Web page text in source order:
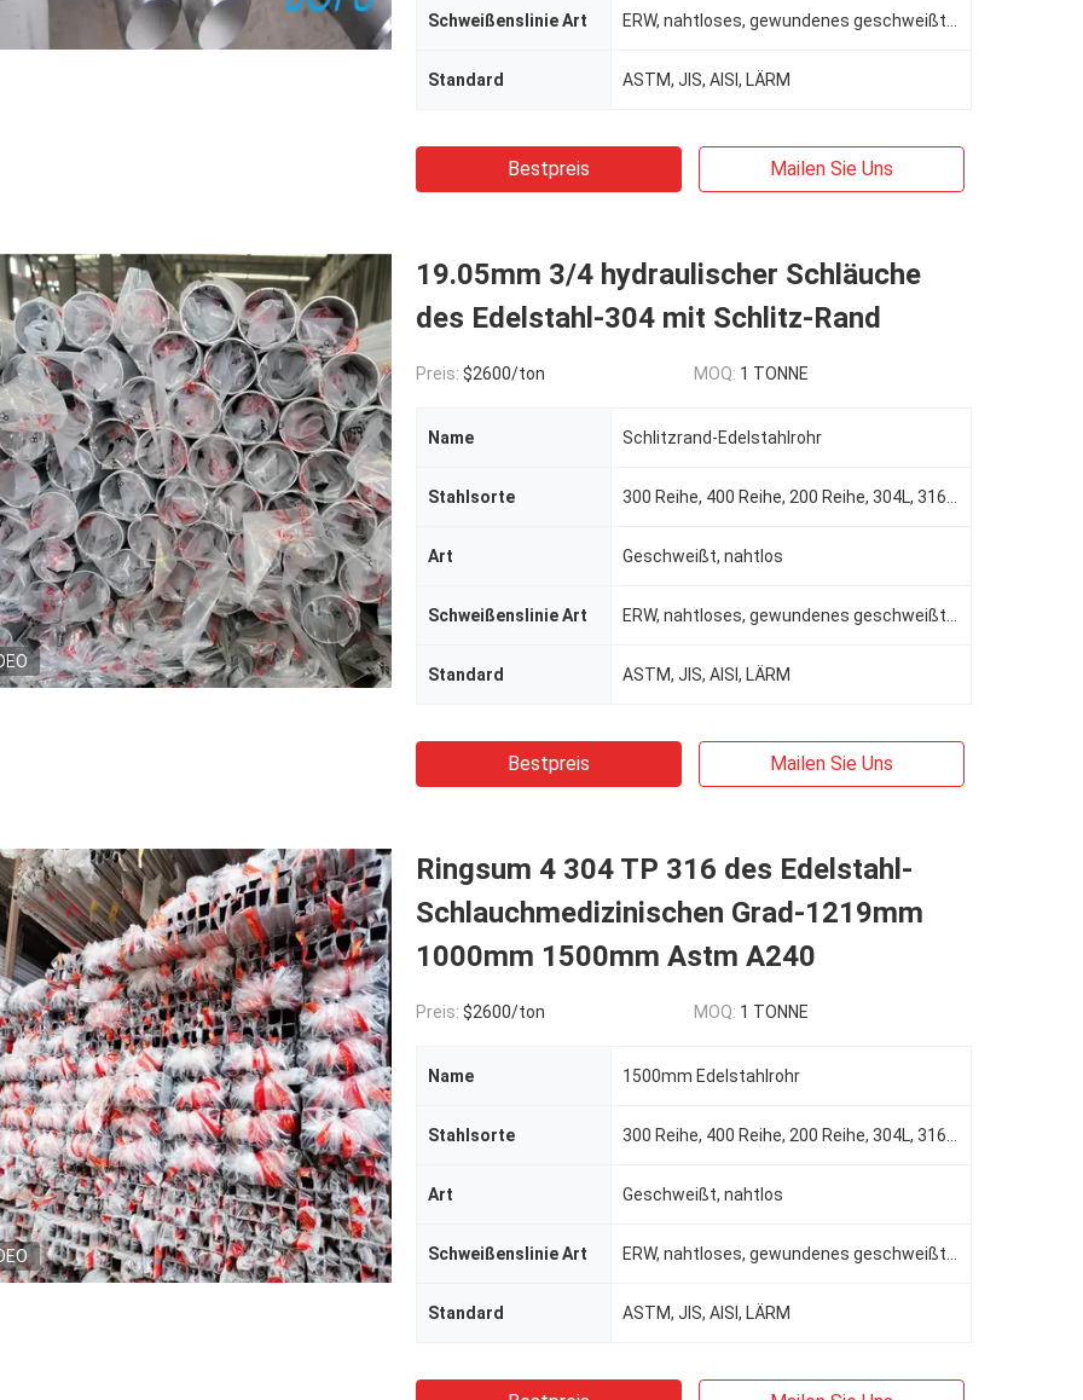
Schweißenslinie Art
Standard ASTM, JIS, AISI, LÄRM
Bestpreis Mailen Sie Uns
19.05mm 3/4 hydraulischer Schläuche
des Edelstahl-304 mit Schlitz-Rand
Preis: $2600/ton MOQ: 1 TONNE
Name Schlitzrand-Edelstahlrohr
Stahlsorte
Art Geschweißt, nahtlos
Schweißenslinie Art
Standard ASTM, JIS, AISI, LÄRM
Bestpreis Mailen Sie Uns
Ringsum 4 304 TP 316 des Edelstahl-
Schlauchmedizinischen Grad-1219mm
1000mm 1500mm Astm A240
Preis: $2600/ton MOQ: 1 TONNE
Name 1500mm Edelstahlrohr
Stahlsorte
Art Geschweißt, nahtlos
Schweißenslinie Art
Standard ASTM, JIS, AISI, LÄRM